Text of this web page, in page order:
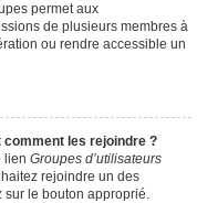
permet aux
de plusieurs membres à
ou rendre accessible un
comment les rejoindre ?
lien Groupes d’utilisateurs
rejoindre un des
sur le bouton approprié.